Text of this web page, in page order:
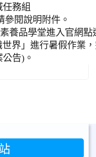
任務組
參閱說明附件。
養品學堂進入官網
世界」進行暑假作業
告)。